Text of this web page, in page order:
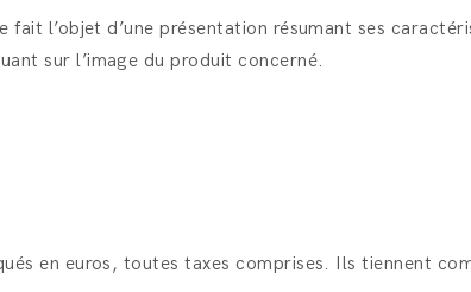
fait l’objet d’une présentation résumant ses
sur l’image du produit concerné.
en euros, toutes taxes comprises. Ils tiennent